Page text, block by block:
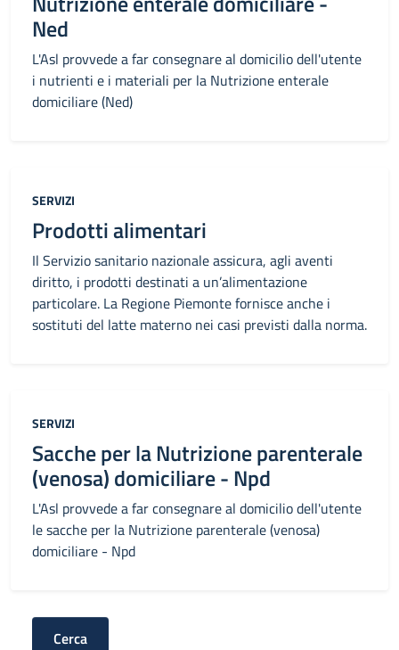
Ned
L'Asl provvede a far consegnare al domicilio dell'utente
i nutrienti e i materiali per la Nutrizione enterale
domiciliare (Ned)
Categoria:
SERVIZI
Prodotti alimentari
Il Servizio sanitario nazionale assicura, agli aventi
diritto, i prodotti destinati a un’alimentazione
particolare. La Regione Piemonte fornisce anche i
sostituti del latte materno nei casi previsti dalla norma.
Categoria:
SERVIZI
Sacche per la Nutrizione parenterale
(venosa) domiciliare - Npd
L'Asl provvede a far consegnare al domicilio dell'utente
le sacche per la Nutrizione parenterale (venosa)
domiciliare - Npd
Cerca